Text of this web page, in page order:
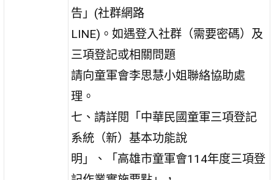
告」(社群網路
LINE)。如遇登入社群（需要密碼）及
三項登記或相關問題
請向童軍會李思慧小姐聯絡協助處
理。
七、請詳閱「中華民國童軍三項登記
系統（新）基本功能說
明」、「高雄市童軍會114年度三項登